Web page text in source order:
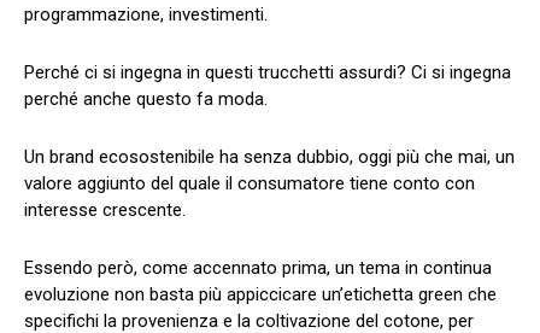
programmazione, investimenti.
Perché ci si ingegna in questi trucchetti assurdi? Ci si ingegna
perché anche questo fa moda.
Un brand ecosostenibile ha senza dubbio, oggi più che mai, un
valore aggiunto del quale il consumatore tiene conto con
interesse crescente.
Essendo però, come accennato prima, un tema in continua
evoluzione non basta più appiccicare un’etichetta green che
specifichi la provenienza e la coltivazione del cotone, per